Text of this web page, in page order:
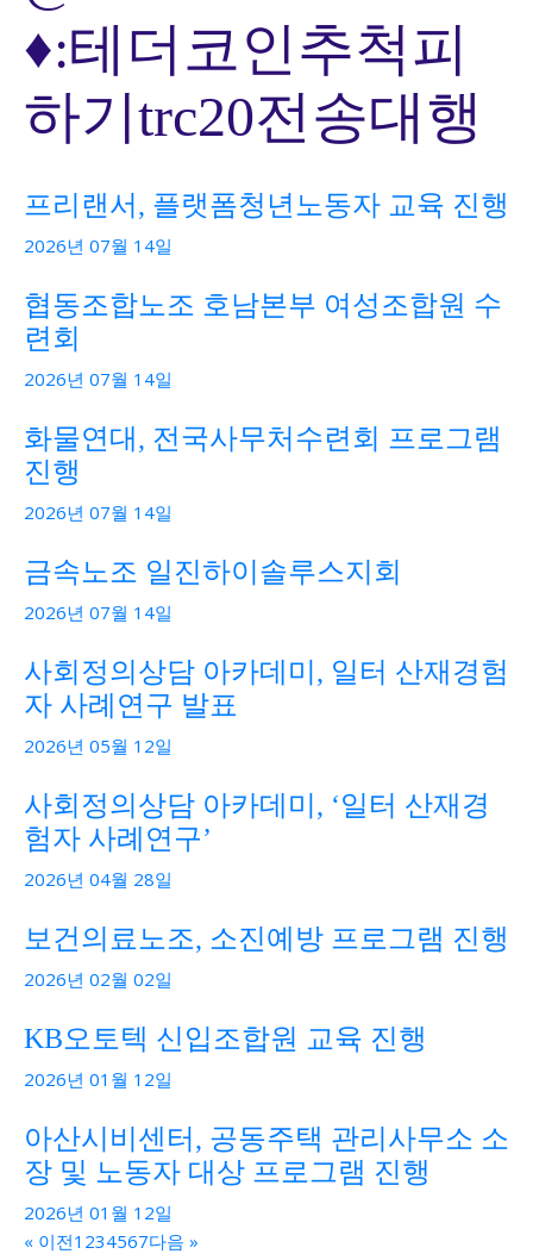
♦:테더코인추척피
하기trc20전송대행
프리랜서, 플랫폼청년노동자 교육 진행
2026년 07월 14일
협동조합노조 호남본부 여성조합원 수
련회
2026년 07월 14일
화물연대, 전국사무처수련회 프로그램
진행
2026년 07월 14일
금속노조 일진하이솔루스지회
2026년 07월 14일
사회정의상담 아카데미, 일터 산재경험
자 사례연구 발표
2026년 05월 12일
사회정의상담 아카데미, ‘일터 산재경
험자 사례연구’
2026년 04월 28일
보건의료노조, 소진예방 프로그램 진행
2026년 02월 02일
KB오토텍 신입조합원 교육 진행
2026년 01월 12일
아산시비센터, 공동주택 관리사무소 소
장 및 노동자 대상 프로그램 진행
2026년 01월 12일
« 이전1 234567다음 »